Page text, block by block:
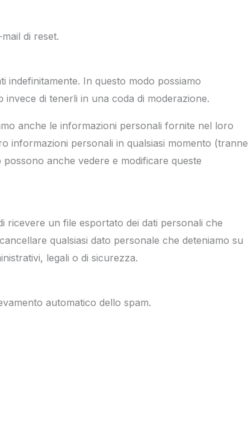
di reset.
indefinitamente. In questo modo possiamo
di tenerli in una coda di moderazione.
anche le informazioni personali fornite nel loro
informazioni personali in qualsiasi momento (tranne
anche vedere e modificare queste
ricevere un file esportato dei dati personali che
qualsiasi dato personale che deteniamo su
legali o di sicurezza.
automatico dello spam.